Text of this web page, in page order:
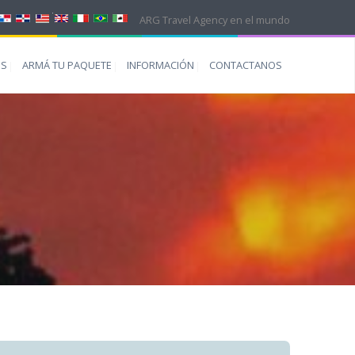
ARG Travel Agency en el mundo
ARMÁ TU PAQUETE INFORMACIÓN CONTACTANOS